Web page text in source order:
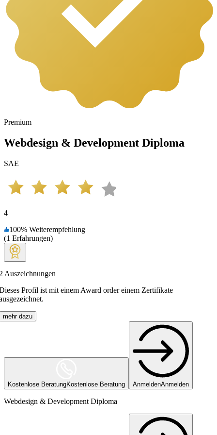
Premium
Webdesign & Development Diploma
SAE
4
100% Weiterempfehlung
(1 Erfahrungen)
Auszeichnungen
Profil ist mit einem Award order einem Zertifikate
mehr dazu
Kostenlose BeratungKostenlose Beratung AnmeldenAnmelden
Webdesign & Development Diploma